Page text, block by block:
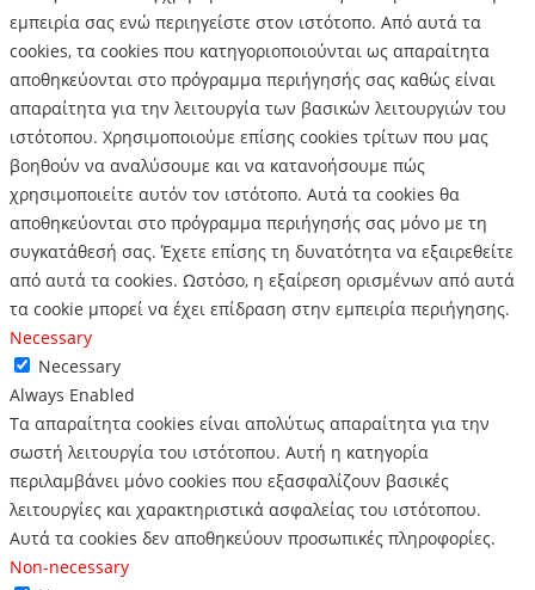
εμπειρία σας ενώ περιηγείστε στον ιστότοπο. Από αυτά τα
cookies, τα cookies που κατηγοριοποιούνται ως απαραίτητα
αποθηκεύονται στο πρόγραμμα περιήγησής σας καθώς είναι
απαραίτητα για την λειτουργία των βασικών λειτουργιών του
ιστότοπου. Χρησιμοποιούμε επίσης cookies τρίτων που μας
βοηθούν να αναλύσουμε και να κατανοήσουμε πώς
χρησιμοποιείτε αυτόν τον ιστότοπο. Αυτά τα cookies θα
αποθηκεύονται στο πρόγραμμα περιήγησής σας μόνο με τη
συγκατάθεσή σας. Έχετε επίσης τη δυνατότητα να εξαιρεθείτε
από αυτά τα cookies. Ωστόσο, η εξαίρεση ορισμένων από αυτά
τα cookie μπορεί να έχει επίδραση στην εμπειρία περιήγησης.
Necessary
Necessary
Always Enabled
Τα απαραίτητα cookies είναι απολύτως απαραίτητα για την
σωστή λειτουργία του ιστότοπου. Αυτή η κατηγορία
περιλαμβάνει μόνο cookies που εξασφαλίζουν βασικές
λειτουργίες και χαρακτηριστικά ασφαλείας του ιστότοπου.
Αυτά τα cookies δεν αποθηκεύουν προσωπικές πληροφορίες.
Non-necessary